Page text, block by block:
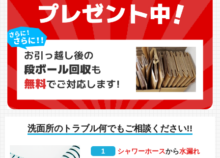
洗面所のトラブル何でもご相談ください!!
1 シャワーホースから水漏れ